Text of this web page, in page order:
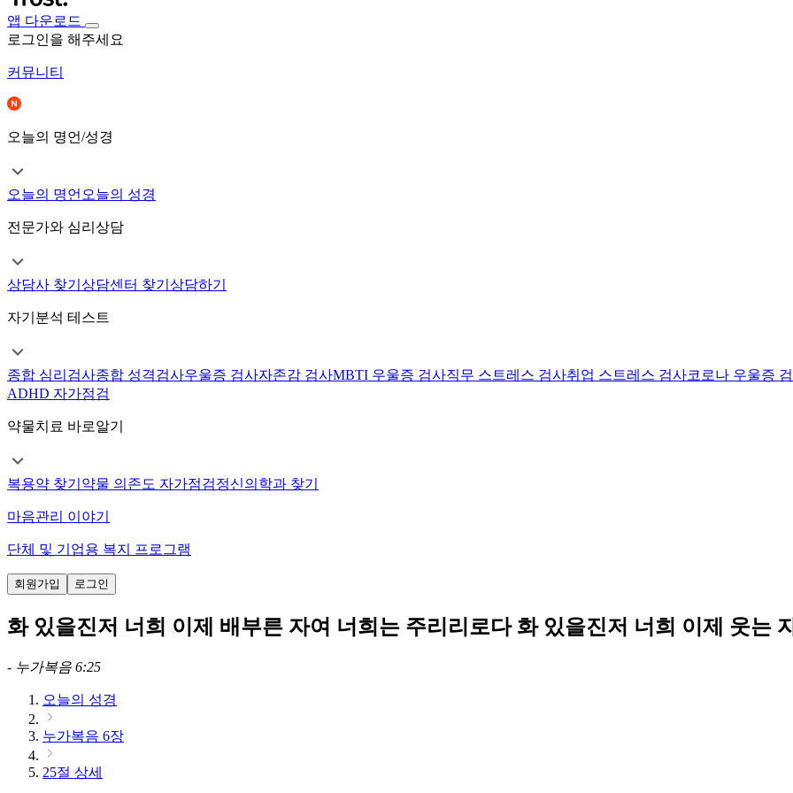
앱 다운로드
로그인을 해주세요
커뮤니티
오늘의 명언/성경
오늘의 명언 오늘의 성경
전문가와 심리상담
상담사 찾기 상담센터 찾기 상담하기
자기분석 테스트
종합 심리검사종합 성격검사우울증 검사자존감 검사MBTI 우울증 검사직무 스트레스 검사취업 스트레스 검사코로나 우울증
ADHD 자가점검
약물치료 바로알기
복용약 찾기 약물 의존도 자가점검정신의학과 찾기
마음관리 이야기
단체 및 기업용 복지 프로그램
회원가입 로그인
화 있을진저 너희 이제 배부른 자여 너희는 주리리로다 화 있을진저 너희 이제 웃는
- 누가복음 6:25
오늘의 성경
누가복음 6장
25절 상세